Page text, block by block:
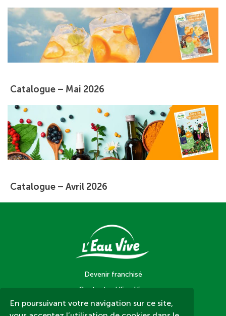
En poursuivant votre navigation sur ce site,
Catalogue – Mai 2026
Catalogue – Avril 2026
Devenir franchisé
Contacter L’Eau Vive
Contacter un magasin L’Eau Vive